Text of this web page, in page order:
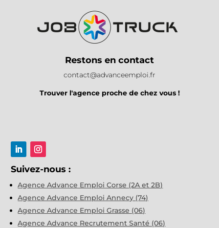
Restons en contact
contact@advanceemploi.fr
Trouver l'agence proche de chez vous !
Suivez-nous :
Agence Advance Emploi Corse (2A et 2B)
Agence Advance Emploi Annecy (74)
Agence Advance Emploi Grasse (06)
Agence Advance Recrutement Santé (06)